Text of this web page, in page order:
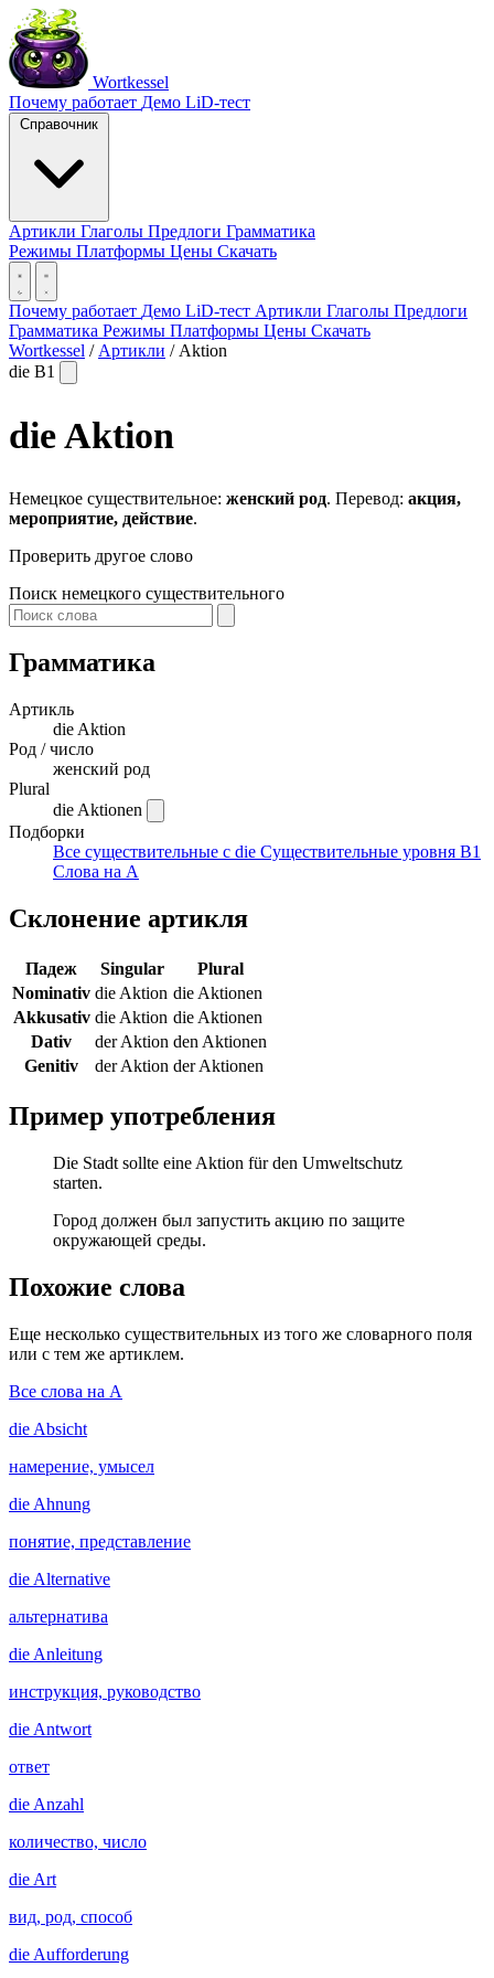
Wortkessel
Почему работает Демо LiD-тест
Справочник
Артикли Глаголы Предлоги Грамматика
Режимы Платформы Цены Скачать
Почему работает Демо LiD-тест Артикли Глаголы Предлоги
Грамматика Режимы Платформы Цены Скачать
Wortkessel / Артикли / Aktion
die B1
dieAktion
Немецкое существительное: женский род. Перевод: акция,
мероприятие, действие.
Проверить другое слово
Поиск немецкого существительного
Грамматика
Артикль
die Aktion
Род / число
женский род
Plural
die Aktionen
Подборки
Все существительные с die Существительные уровня B1
Слова на A
Склонение артикля
Падеж Singular
Plural
Nominativ die Aktion die Aktionen
Akkusativ die Aktion die Aktionen
Dativ
der Aktion den Aktionen
Genitiv
der Aktion der Aktionen
Пример употребления
Die Stadt sollte eine Aktion für den Umweltschutz
starten.
Город должен был запустить акцию по защите
окружающей среды.
Похожие слова
Еще несколько существительных из того же словарного поля
или с тем же артиклем.
Все слова на A
die Absicht
намерение, умысел
die Ahnung
понятие, представление
die Alternative
альтернатива
die Anleitung
инструкция, руководство
die Antwort
ответ
die Anzahl
количество, число
die Art
вид, род, способ
die Aufforderung